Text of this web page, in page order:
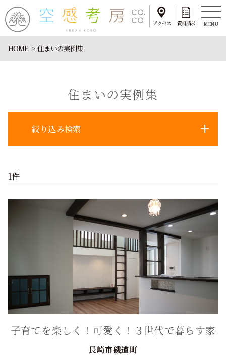
アクセス 資料請求 MENU
HOME 住まいの実例集
住まいの実例集
絞り込み検索
1件
子育てを楽しく！可愛く！３世代で暮らす家
長崎市磯道町